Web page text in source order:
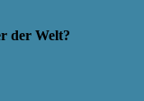
der Welt?